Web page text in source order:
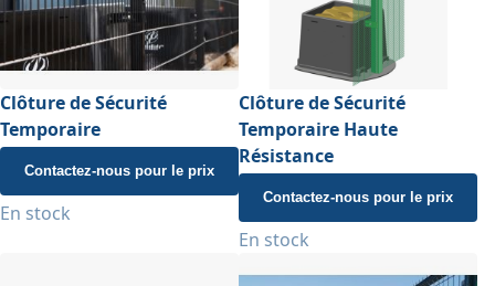
Clôture de Sécurité
Temporaire
Contactez-nous pour le prix
En stock
Clôture de Sécurité
Temporaire Haute
Résistance
Contactez-nous pour le prix
En stock